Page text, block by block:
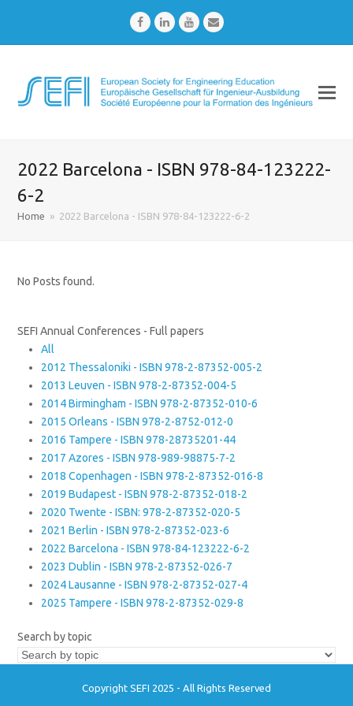
FacebookLinkedInYoutubeEmail
2022 Barcelona - ISBN 978-84-123222-
6-2
Home » 2022 Barcelona - ISBN 978-84-123222-6-2
No Posts found.
SEFI Annual Conferences - Full papers
All
2012 Thessaloniki - ISBN 978-2-87352-005-2
2013 Leuven - ISBN 978-2-87352-004-5
2014 Birmingham - ISBN 978-2-87352-010-6
2015 Orleans - ISBN 978-2-8752-012-0
2016 Tampere - ISBN 978-28735201-44
2017 Azores - ISBN 978-989-98875-7-2
2018 Copenhagen - ISBN 978-2-87352-016-8
2019 Budapest - ISBN 978-2-87352-018-2
2020 Twente - ISBN: 978-2-87352-020-5
2021 Berlin - ISBN 978-2-87352-023-6
2022 Barcelona - ISBN 978-84-123222-6-2
2023 Dublin - ISBN 978-2-87352-026-7
2024 Lausanne - ISBN 978-2-87352-027-4
2025 Tampere - ISBN 978-2-87352-029-8
Search by topic
Copyright SEFI 2025 - All Rights Reserved